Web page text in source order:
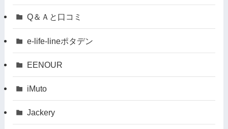
Q＆Ａと口コミ
e-life-lineポタデン
EENOUR
iMuto
Jackery